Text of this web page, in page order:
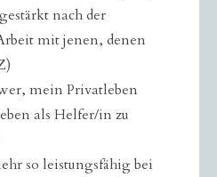
nach der
mit jenen, denen
mein Privatleben
als Helfer/in zu
so leistungsfähig bei